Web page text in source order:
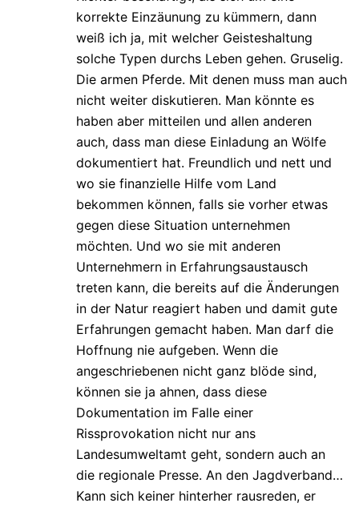
korrekte Einzäunung zu kümmern, dann
weiß ich ja, mit welcher Geisteshaltung
solche Typen durchs Leben gehen. Gruselig.
Die armen Pferde. Mit denen muss man auch
nicht weiter diskutieren. Man könnte es
haben aber mitteilen und allen anderen
auch, dass man diese Einladung an Wölfe
dokumentiert hat. Freundlich und nett und
wo sie finanzielle Hilfe vom Land
bekommen können, falls sie vorher etwas
gegen diese Situation unternehmen
möchten. Und wo sie mit anderen
Unternehmern in Erfahrungsaustausch
treten kann, die bereits auf die Änderungen
in der Natur reagiert haben und damit gute
Erfahrungen gemacht haben. Man darf die
Hoffnung nie aufgeben. Wenn die
angeschriebenen nicht ganz blöde sind,
können sie ja ahnen, dass diese
Dokumentation im Falle einer
Rissprovokation nicht nur ans
Landesumweltamt geht, sondern auch an
die regionale Presse. An den Jagdverband…
Kann sich keiner hinterher rausreden, er